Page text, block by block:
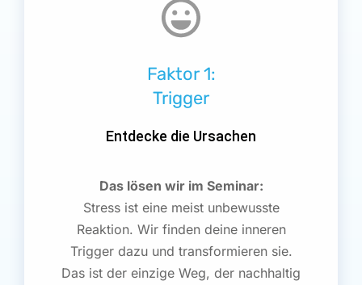
Faktor 1:
Trigger
Entdecke die Ursachen
Das lösen wir im Seminar:
Stress ist eine meist unbewusste
Reaktion. Wir finden deine inneren
Trigger dazu und transformieren sie.
Das ist der einzige Weg, der nachhaltig